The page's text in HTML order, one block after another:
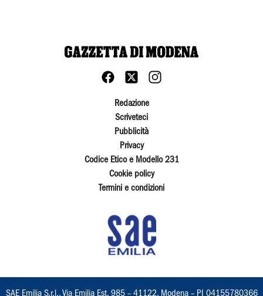
Redazione
Scriveteci
Pubblicità
Privacy
Codice Etico e Modello 231
Cookie policy
Termini e condizioni
SAE Emilia S.r.l., Via Emilia Est, 985 – 41122, Modena – PI 04155780366